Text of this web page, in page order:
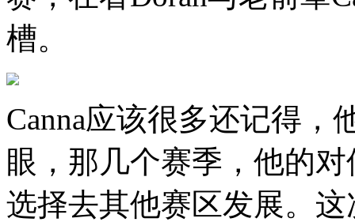
槽。
Canna应该很多还记得，
眼，那几个赛季，他的
选择去其他赛区发展。